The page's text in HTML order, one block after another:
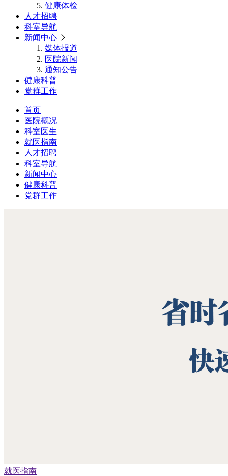
健康体检
人才招聘
科室导航
新闻中心
媒体报道
医院新闻
通知公告
健康科普
党群工作
首页
医院概况
科室医生
就医指南
人才招聘
科室导航
新闻中心
健康科普
党群工作
就医指南